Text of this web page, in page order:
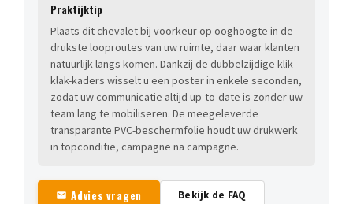
Praktijktip
Plaats dit chevalet bij voorkeur op ooghoogte in de
drukste looproutes van uw ruimte, daar waar klanten
natuurlijk langs komen. Dankzij de dubbelzijdige klik-
klak-kaders wisselt u een poster in enkele seconden,
zodat uw communicatie altijd up-to-date is zonder uw
team lang te mobiliseren. De meegeleverde
transparante PVC-beschermfolie houdt uw drukwerk
in topconditie, campagne na campagne.
Advies vragen Bekijk de FAQ